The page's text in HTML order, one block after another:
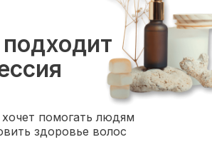
помогать людям
здоровье волос